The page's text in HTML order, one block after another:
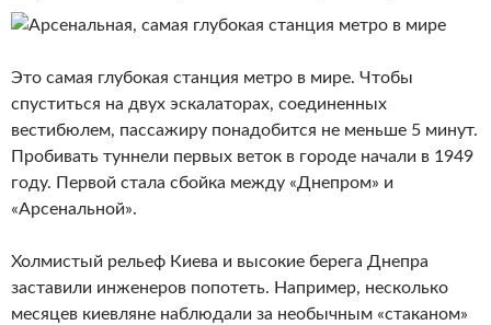
Это самая глубокая станция метро в мире. Чтобы
спуститься на двух эскалаторах, соединенных
вестибюлем, пассажиру понадобится не меньше 5 минут.
Пробивать туннели первых веток в городе начали в 1949
году. Первой стала сбойка между «Днепром» и
«Арсенальной».
Холмистый рельеф Киева и высокие берега Днепра
заставили инженеров попотеть. Например, несколько
месяцев киевляне наблюдали за необычным «стаканом»